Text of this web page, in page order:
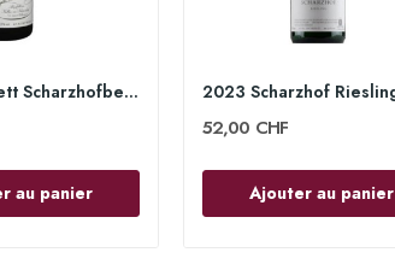
2023 Kabinett Scharzhofberger 75cl - Egon Müller
au panier
52,00 CHF
Ajouter au panier